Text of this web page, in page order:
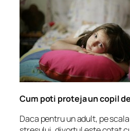
Cum poti proteja un copil
Daca pentru un adult, pe